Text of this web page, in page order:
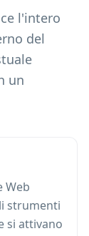
l'intero
del
un
Web
strumenti
si attivano